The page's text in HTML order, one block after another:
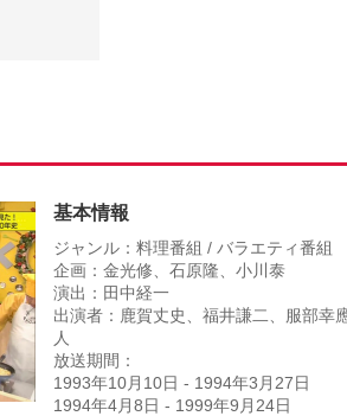
基本情報
ジャンル：料理番組 / バラエティ番組
企画：金光修、石原隆、小川泰
演出：田中経一
出演者：鹿賀丈史、福井謙二、服部幸
人
放送期間：
1993年10月10日 - 1994年3月27日
1994年4月8日 - 1999年9月24日